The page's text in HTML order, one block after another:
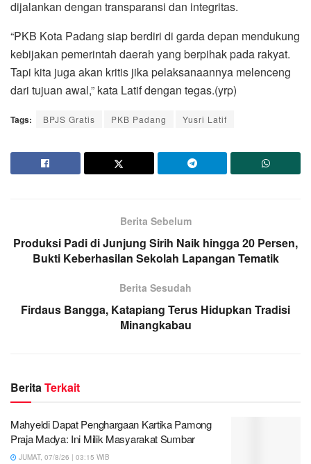
dijalankan dengan transparansi dan integritas.
“PKB Kota Padang siap berdiri di garda depan mendukung
kebijakan pemerintah daerah yang berpihak pada rakyat.
Tapi kita juga akan kritis jika pelaksanaannya melenceng
dari tujuan awal,” kata Latif dengan tegas.(yrp)
Tags: BPJS Gratis PKB Padang Yusri Latif
Berita Sebelum
Produksi Padi di Junjung Sirih Naik hingga 20 Persen,
Bukti Keberhasilan Sekolah Lapangan Tematik
Berita Sesudah
Firdaus Bangga, Katapiang Terus Hidupkan Tradisi
Minangkabau
BeritaTerkait
Mahyeldi Dapat Penghargaan Kartika Pamong
Praja Madya: Ini Milik Masyarakat Sumbar
JUMAT, 07/8/26 | 03:15 WIB